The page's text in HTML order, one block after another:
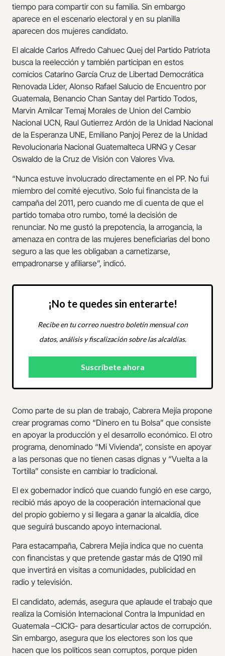
tiempo para compartir con su familia. Sin embargo
aparece en el escenario electoral y en su planilla
aparecen dos mujeres candidato.
El alcalde Carlos Alfredo Cahuec Quej del Partido Patriota
busca la reelección y también participan en estos
comicios Catarino García Cruz de Libertad Democrática
Renovada Lider, Alonso Rafael Salucio de Encuentro por
Guatemala, Benancio Chan Santay del Partido Todos,
Marvin Amilcar Temaj Morales de Union del Cambio
Nacional UCN, Raul Gutierrez Ardón de la Unidad Nacional
de la Esperanza UNE, Emiliano Panjoj Perez de la Unidad
Revolucionaria Nacional Guatemalteca URNG y Cesar
Oswaldo de la Cruz de Visión con Valores Viva.
“Nunca estuve involucrado directamente en el PP. No fui
miembro del comité ejecutivo. Solo fui financista de la
campaña del 2011, pero cuando me di cuenta de que el
partido tomaba otro rumbo, tomé la decisión de
renunciar. No me gustó la prepotencia, la arrogancia, la
amenaza en contra de las mujeres beneficiarias del bono
seguro a las que les obligaban a carnetizarse,
empadronarse y afiliarse”, indicó.
¡No te quedes sin enterarte!
Recibe en tu correo nuestro boletín mensual con
datos, análisis y fiscalización sobre las alcaldías.
Como parte de su plan de trabajo, Cabrera Mejía propone
crear programas como “Dinero en tu Bolsa” que consiste
en apoyar la producción y el desarrollo económico. El otro
programa, denominado “Mi Vivienda”, consiste en apoyar
a las personas que no tienen casas dignas y “Vuelta a la
Tortilla” consiste en cambiar lo tradicional.
El ex gobernador indicó que cuando fungió en ese cargo,
recibió más apoyo de la cooperación internacional que
del propio gobierno y si llegara a ganar la alcaldía, dice
que seguirá buscando apoyo internacional.
Para estacampaña, Cabrera Mejía indica que no cuenta
con financistas y que pretende gastar más de Q190 mil
que invertirá en visitas a comunidades, publicidad en
radio y televisión.
El candidato, además, asegura que aplaude el trabajo que
realiza la Comisión Internacional Contra la Impunidad en
Guatemala –CICIG- para desarticular actos de corrupción.
Sin embargo, asegura que los electores son los que
hacen que los políticos sean corruptos, porque piden